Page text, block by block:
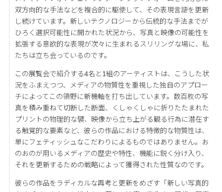
双方向的な手法などを複合的に駆使して、その表現言語を更新
し続けています。新しいテクノロジーから伝統的な手法までが
ひろく選択可能性に開かれた状況から、写真と映像の可能性を
拡張する意欲的な表現が次々に生まれるスリリングな場に、私
たちは立ち会っているのです。
この展覧会で紹介する4名と1組のアーティストは、こうした状
況をふまえつつ、メディアの物質性を重視した独自のアプロー
チによってこの領野に新機軸を打ち出しています。数百枚の写
真を積み重ねて切断した断面、くしゃくしゃに折りたたまれた
プリントの物理的な襞、映像から立ち上がる観る行為に潜在す
る触覚的な要素など、彼らの作品における特徴的な物質性は、
単にフェティッシュなこだわりによるものではありません。お
のおのが用いるメディアの歴史や特性、機能に鋭く分け入り、
それを更新するための戦略によって獲得された性質なのです。
彼らの作品をラディカルな再考と更新をめざす「新しい写真的